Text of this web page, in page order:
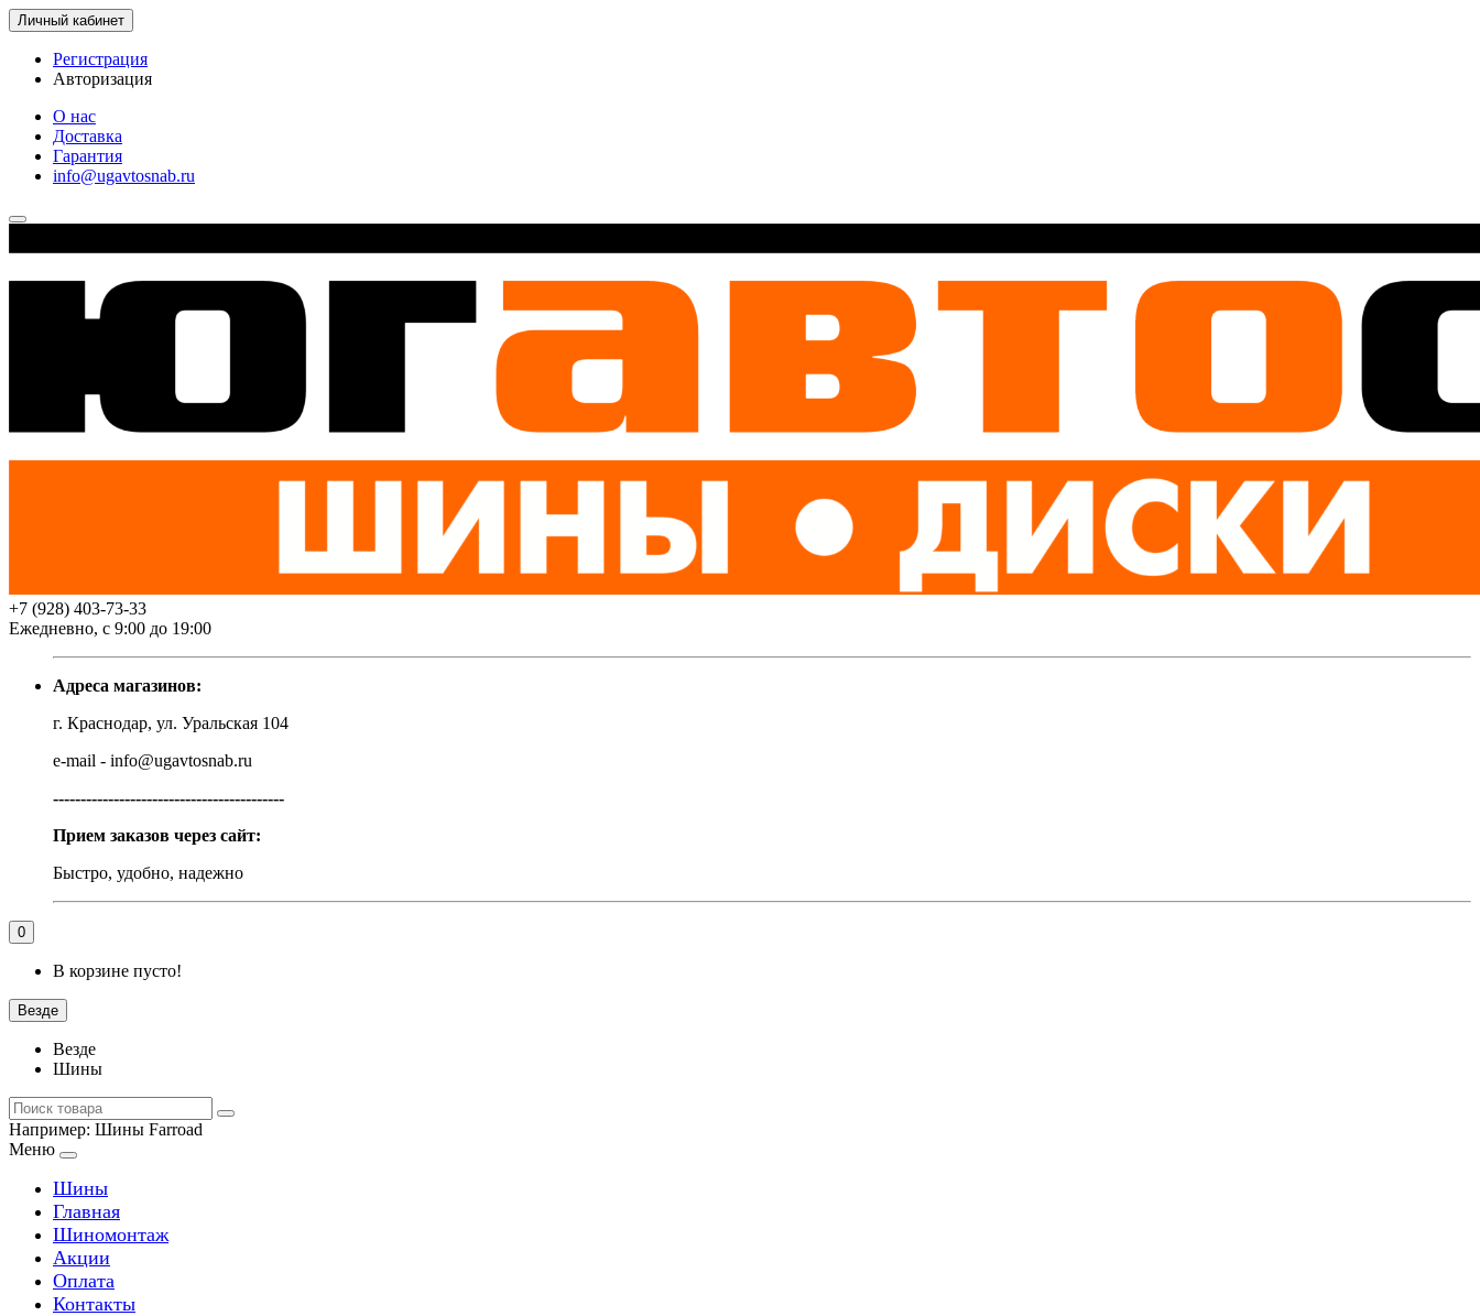
Личный кабинет
Регистрация
Авторизация
О нас
Доставка
Гарантия
info@ugavtosnab.ru
+7 (928) 403-73-33
Ежедневно, с 9:00 до 19:00
Адреса магазинов:
г. Краснодар, ул. Уральская 104
e-mail - info@ugavtosnab.ru
------------------------------------------
Прием заказов через сайт:
Быстро, удобно, надежно
0
В корзине пусто!
Везде
Везде
Шины
Например: Шины Farroad
Меню
Шины
Главная
Шиномонтаж
Акции
Оплата
Контакты